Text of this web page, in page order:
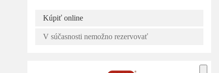
Kúpiť online
V súčasnosti nemožno rezervovať